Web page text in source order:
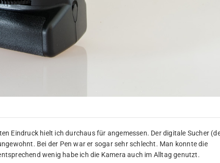
Eindruck hielt ich durchaus für angemessen. Der digitale Sucher
Bei der Pen war er sogar sehr schlecht. Man konnte die
wenig habe ich die Kamera auch im Alltag genutzt.